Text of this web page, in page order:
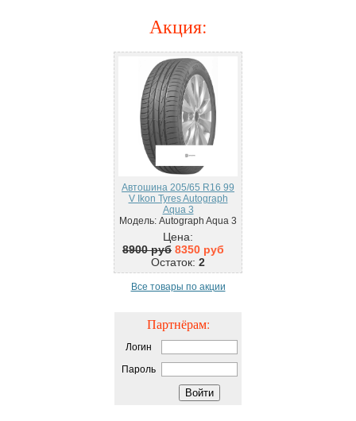
Акция:
Автошина 205/65 R16 99
V Ikon Tyres Autograph
Aqua 3
Модель: Autograph Aqua 3
Цена:
8900 руб 8350 руб
Остаток: 2
Все товары по акции
Партнёрам:
Логин
Пароль
Войти